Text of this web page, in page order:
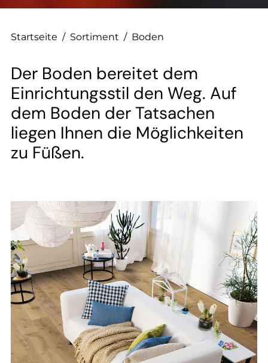
Startseite / Sortiment / Boden
Der Boden bereitet dem
Einrichtungsstil den Weg. Auf
dem Boden der Tatsachen
liegen Ihnen die Möglichkeiten
zu Füßen.